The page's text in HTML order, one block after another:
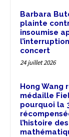
Barbara
plainte
insoumise
concert
24 juillet 2026
Hong Wang
médaille
pourquoi la
l’histoire des